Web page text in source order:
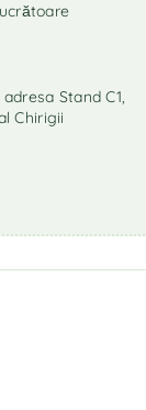
Stand C1,
Chirigii